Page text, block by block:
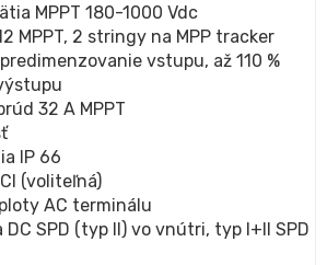
MPPT 180-1000 Vdc
MPPT, 2 stringy na MPP tracker
predimenzovanie vstupu, až 110 %
32 A MPPT
IP 66
(voliteľná)
AC terminálu
DC SPD (typ II) vo vnútri, typ I+II SPD